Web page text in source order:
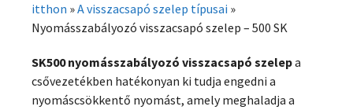
itthon »A visszacsapó szelep típusai »
Nyomásszabályozó visszacsapó szelep – 500 SK
SK500 nyomásszabályozó visszacsapó szelepa
csővezetékben hatékonyan ki tudja engedni a
nyomáscsökkentő nyomást, amely meghaladja a